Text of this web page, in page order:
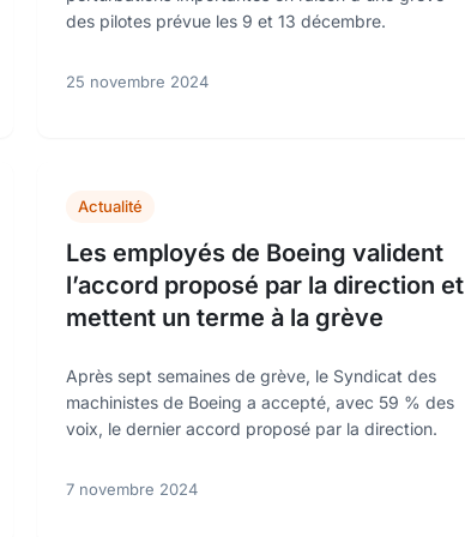
des pilotes prévue les 9 et 13 décembre.
25 novembre 2024
Actualité
Les employés de Boeing valident
l’accord proposé par la direction et
mettent un terme à la grève
Après sept semaines de grève, le Syndicat des
machinistes de Boeing a accepté, avec 59 % des
voix, le dernier accord proposé par la direction.
7 novembre 2024